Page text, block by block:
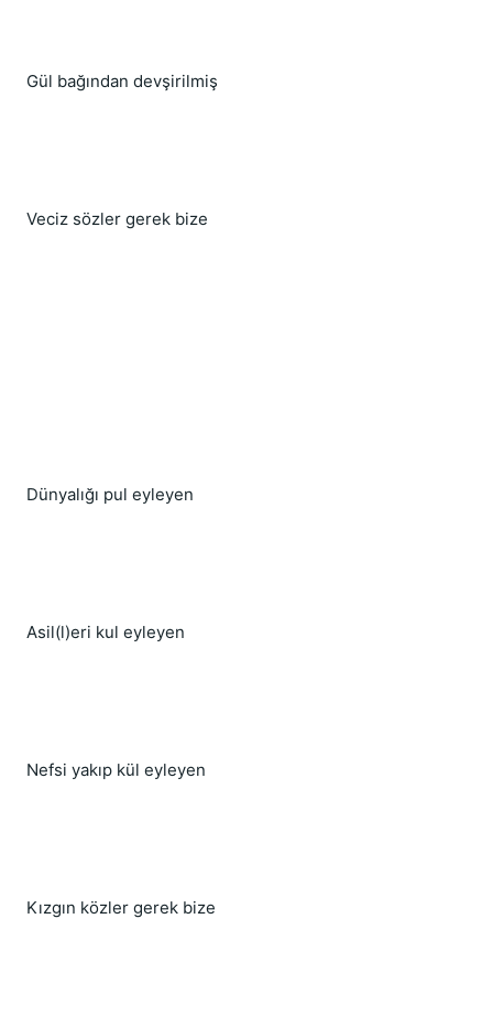
Gül bağından devşirilmiş
Veciz sözler gerek bize
Dünyalığı pul eyleyen
Asil(l)eri kul eyleyen
Nefsi yakıp kül eyleyen
Kızgın közler gerek bize